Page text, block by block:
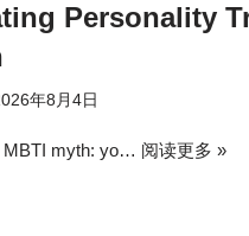
Personality
年8月4日
MBTI myth: yo… 阅读更多 »